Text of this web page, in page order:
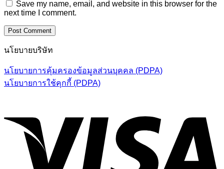
Save my name, email, and website in this browser for the
next time I comment.
นโยบายบริษัท
นโยบายการคุ้มครองข้อมูลส่วนบุคคล (PDPA)
นโยบายการใช้คุกกี้ (PDPA)